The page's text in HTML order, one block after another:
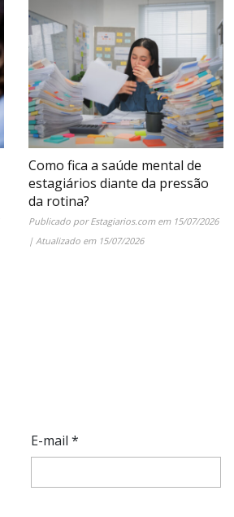
Como fica a saúde mental de
estagiários diante da pressão
da rotina?
Publicado porEstagiarios.comem 15/07/2026
| Atualizado em 15/07/2026
E-mail *